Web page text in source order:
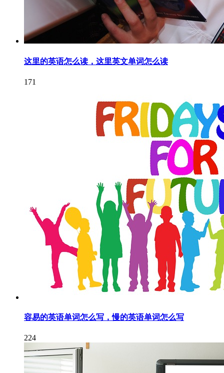
这里的英语怎么读，这里英文单词怎么读
171
容易的英语单词怎么写，慢的英语单词怎么写
224